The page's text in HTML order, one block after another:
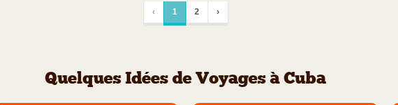
‹ 1 2 ›
Quelques Idées de Voyages à Cuba